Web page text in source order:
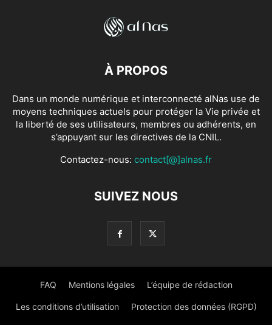
À PROPOS
Dans un monde numérique et interconnecté alNas use de
moyens techniques actuels pour protéger la Vie privée et
la liberté de ses utilisateurs, membres ou adhérents, en
s’appuyant sur les directives de la CNIL.
Contactez-nous: contact[@]alnas.fr
SUIVEZ NOUS
FAQ Mentions légales L’équipe de rédaction
Les conditions d’utilisation Protection des données (RGPD)